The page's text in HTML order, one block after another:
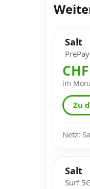
Salt
PrePay
im
Zu
Netz:
Salt
Surf